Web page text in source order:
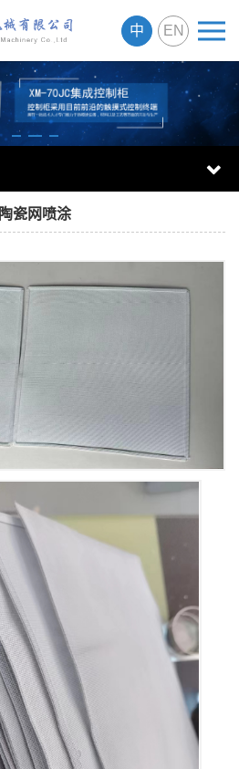
中 EN
陶瓷网喷涂